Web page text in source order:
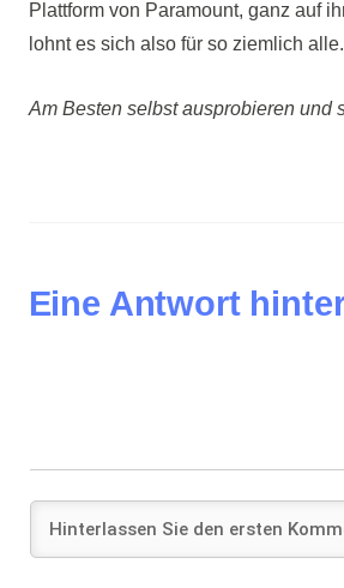
Plattform von Paramount, ganz auf
lohnt es sich also für so ziemlich alle.
Am Besten selbst ausprobieren und
Eine Antwort